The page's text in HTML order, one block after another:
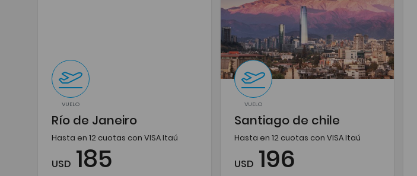
VUELO
Río de Janeiro
Hasta en 12 cuotas con VISA Itaú
USD 185
VUELO
Santiago de chile
Hasta en 12 cuotas con VISA Itaú
USD 196